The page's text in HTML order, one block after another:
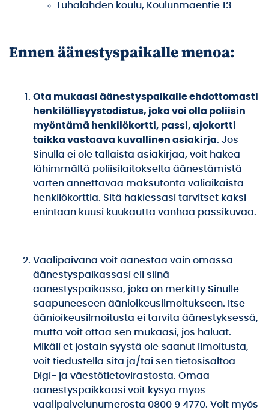
Luhalahden koulu, Koulunmäentie 13
Ennen äänestyspaikalle menoa:
Ota mukaasi äänestyspaikalle ehdottomasti
henkilöllisyystodistus, joka voi olla poliisin
myöntämä henkilökortti, passi, ajokortti
taikka vastaava kuvallinen asiakirja. Jos
Sinulla ei ole tällaista asiakirjaa, voit hakea
lähimmältä poliisilaitokselta äänestämistä
varten annettavaa maksutonta väliaikaista
henkilökorttia. Sitä hakiessasi tarvitset kaksi
enintään kuusi kuukautta vanhaa passikuvaa.
Vaalipäivänä voit äänestää vain omassa
äänestyspaikassasi eli siinä
äänestyspaikassa, joka on merkitty Sinulle
saapuneeseen äänioikeusilmoitukseen. Itse
äänioikeusilmoitusta ei tarvita äänestyksessä,
mutta voit ottaa sen mukaasi, jos haluat.
Mikäli et jostain syystä ole saanut ilmoitusta,
voit tiedustella sitä ja/tai sen tietosisältöä
Digi- ja väestötietovirastosta. Omaa
äänestyspaikkaasi voit kysyä myös
vaalipalvelunumerosta 0800 9 4770. Voit myös